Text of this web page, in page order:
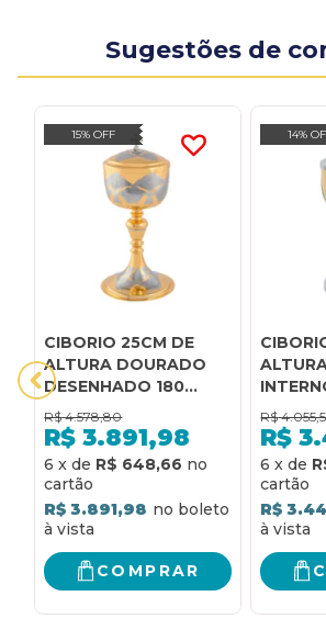
Sugestões de
15% OFF
CIBORIO 25CM DE
ALTURA DOURADO
DESENHADO 180
PARTICULAS
R$ 4.578,80
R$ 3.891,98
6 x de R$ 648,66
R$ 3.891,98
COMPRAR
14%
R$
R$
6 x de
R$